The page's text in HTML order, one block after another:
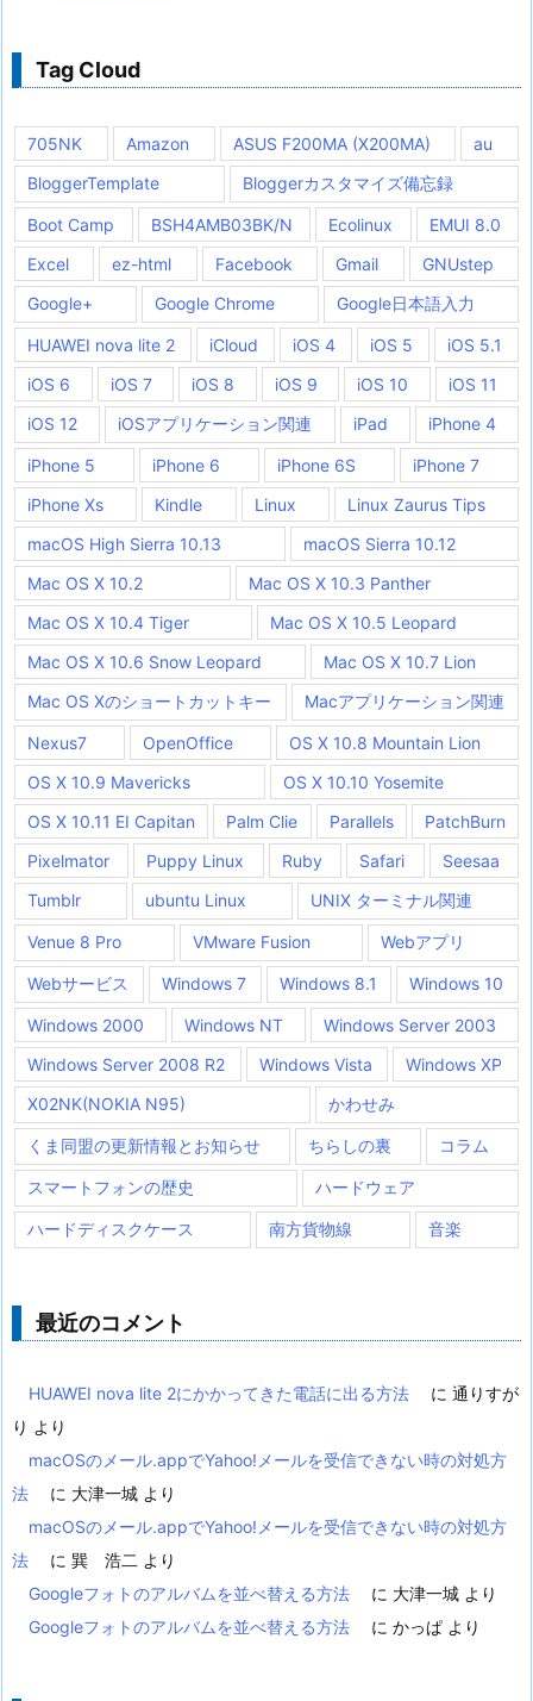
Tag Cloud
705NK Amazon ASUS F200MA (X200MA)
au
BloggerTemplate
Bloggerカスタマイズ備忘録
Boot Camp BSH4AMB03BK/N Ecolinux
EMUI 8.0
Excel
ez-html Facebook Gmail
GNUstep
Google+
Google Chrome Google日本語入力
HUAWEI nova lite 2 iCloud iOS 4 iOS 5
iOS 5.1
iOS 6
iOS 7 iOS 8 iOS 9 iOS 10
iOS 11
iOS 12
iOSアプリケーション関連 iPad iPhone 4
iPhone 5 iPhone 6 iPhone 6S
iPhone 7
iPhone Xs
Kindle Linux
Linux Zaurus Tips
macOS High Sierra 10.13
macOS Sierra 10.12
Mac OS X 10.2
Mac OS X 10.3 Panther
Mac OS X 10.4 Tiger
Mac OS X 10.5 Leopard
Mac OS X 10.6 Snow Leopard
Mac OS X 10.7 Lion
Mac OS Xのショートカットキー
Macアプリケーション関連
Nexus7 OpenOffice
OS X 10.8 Mountain Lion
OS X 10.9 Mavericks
OS X 10.10 Yosemite
OS X 10.11 EI Capitan
Palm Clie Parallels
PatchBurn
Pixelmator
Puppy Linux Ruby Safari
Seesaa
Tumblr
ubuntu Linux UNIX ターミナル関連
Venue 8 Pro VMware Fusion Webアプリ
Webサービス Windows 7 Windows 8.1 Windows 10
Windows 2000 Windows NT
Windows Server 2003
Windows Server 2008 R2
Windows Vista
Windows XP
X02NK(NOKIA N95)
かわせみ
くま同盟の更新情報とお知らせ ちらしの裏 コラム
スマートフォンの歴史 ハードウェア
ハードディスクケース 南方貨物線 音楽
最近のコメント
HUAWEI nova lite 2にかかってきた電話に出る方法 に 通りすが
り より
macOSのメール.appでYahoo!メールを受信できない時の対処方
法
に 大津一城 より
macOSのメール.appでYahoo!メールを受信できない時の対処方
法
に 巽 浩二 より
Googleフォトのアルバムを並べ替える方法
に 大津一城 より
Googleフォトのアルバムを並べ替える方法
に かっぱ より